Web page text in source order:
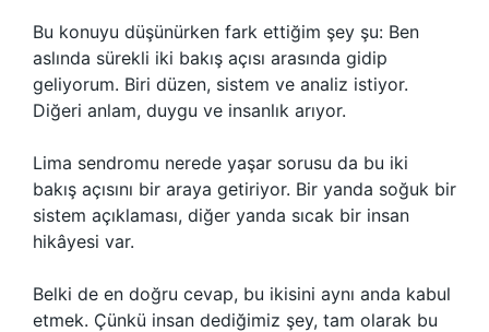
Bu konuyu düşünürken fark ettiğim şey şu: Ben
aslında sürekli iki bakış açısı arasında gidip
geliyorum. Biri düzen, sistem ve analiz istiyor.
Diğeri anlam, duygu ve insanlık arıyor.
Lima sendromu nerede yaşar sorusu da bu iki
bakış açısını bir araya getiriyor. Bir yanda soğuk bir
sistem açıklaması, diğer yanda sıcak bir insan
hikâyesi var.
Belki de en doğru cevap, bu ikisini aynı anda kabul
etmek. Çünkü insan dediğimiz şey, tam olarak bu